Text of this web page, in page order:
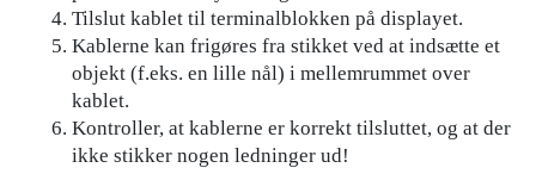
Tilslut kablet til terminalblokken på displayet.
Kablerne kan frigøres fra stikket ved at indsætte et
objekt (f.eks. en lille nål) i mellemrummet over
kablet.
Kontroller, at kablerne er korrekt tilsluttet, og at der
ikke stikker nogen ledninger ud!